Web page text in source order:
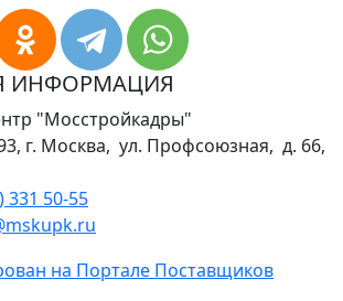
ИНФОРМАЦИЯ
"Мосстройкадры"
г. Москва, ул. Профсоюзная, д. 66,
331 50-55